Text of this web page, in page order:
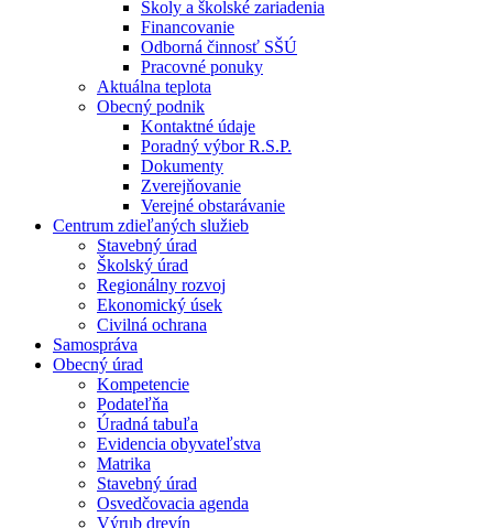
Školy a školské zariadenia
Financovanie
Odborná činnosť SŠÚ
Pracovné ponuky
Aktuálna teplota
Obecný podnik
Kontaktné údaje
Poradný výbor R.S.P.
Dokumenty
Zverejňovanie
Verejné obstarávanie
Centrum zdieľaných služieb
Stavebný úrad
Školský úrad
Regionálny rozvoj
Ekonomický úsek
Civilná ochrana
Samospráva
Obecný úrad
Kompetencie
Podateľňa
Úradná tabuľa
Evidencia obyvateľstva
Matrika
Stavebný úrad
Osvedčovacia agenda
Výrub drevín